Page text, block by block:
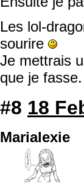
Les lol-
sourire
Je mettrais
que je fasse.
#8 18
Marialexie